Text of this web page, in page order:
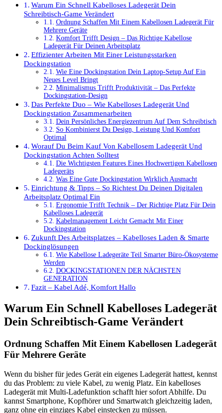
Warum Ein Schnell Kabelloses Ladegerät Dein
Schreibtisch-Game Verändert
Ordnung Schaffen Mit Einem Kabellosen Ladegerät Für
Mehrere Geräte
Komfort Trifft Design – Das Richtige Kabellose
Ladegerät Für Deinen Arbeitsplatz
Effizienter Arbeiten Mit Einer Leistungsstarken
Dockingstation
Wie Eine Dockingstation Dein Laptop-Setup Auf Ein
Neues Level Bringt
Minimalismus Trifft Produktivität – Das Perfekte
Dockingstation-Design
Das Perfekte Duo – Wie Kabelloses Ladegerät Und
Dockingstation Zusammenarbeiten
Dein Persönliches Energiezentrum Auf Dem Schreibtisch
So Kombinierst Du Design, Leistung Und Komfort
Optimal
Worauf Du Beim Kauf Von Kabellosem Ladegerät Und
Dockingstation Achten Solltest
Die Wichtigsten Features Eines Hochwertigen Kabellosen
Ladegeräts
Was Eine Gute Dockingstation Wirklich Ausmacht
Einrichtung & Tipps – So Richtest Du Deinen Digitalen
Arbeitsplatz Optimal Ein
Ergonomie Trifft Technik – Der Richtige Platz Für Dein
Kabelloses Ladegerät
Kabelmanagement Leicht Gemacht Mit Einer
Dockingstation
Zukunft Des Arbeitsplatzes – Kabelloses Laden & Smarte
Dockinglösungen
Wie Kabellose Ladegeräte Teil Smarter Büro-Ökosysteme
Werden
DOCKINGSTATIONEN DER NÄCHSTEN
GENERATION
Fazit – Kabel Adé, Komfort Hallo
Warum Ein Schnell Kabelloses Ladegerät
Dein Schreibtisch-Game Verändert
Ordnung Schaffen Mit Einem Kabellosen Ladegerät
Für Mehrere Geräte
Wenn du bisher für jedes Gerät ein eigenes Ladegerät hattest, kennst
du das Problem: zu viele Kabel, zu wenig Platz. Ein kabelloses
Ladegerät mit Multi-Ladefunktion schafft hier sofort Abhilfe. Du
kannst Smartphone, Kopfhörer und Smartwatch gleichzeitig laden,
ganz ohne ein einziges Kabel einstecken zu müssen.